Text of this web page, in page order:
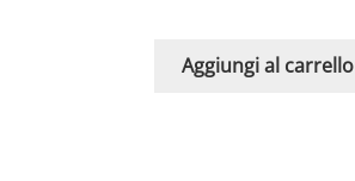
Aggiungi al carrello